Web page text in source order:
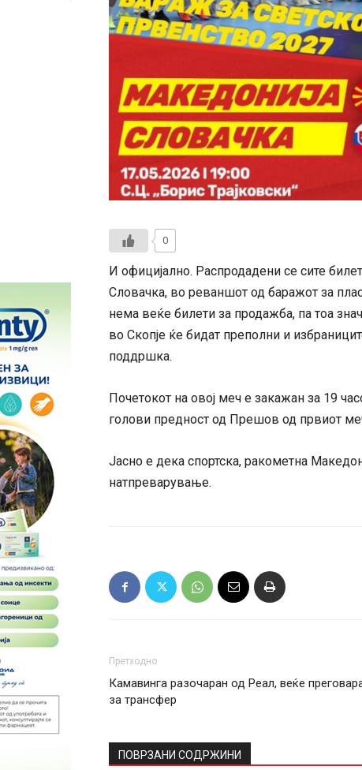
0
И официјално. Распродадени се сите
Словачка, во реваншот од баражот за
нема веќе билети за продажба, па тоа
во Скопје ќе бидат преполни и
поддршка.
Почетокот на овој меч е закажан за 19
голови предност од Прешов од првиот
Јасно е дека спортска, ракометна
натпреварување.
Претходно
Камавинга разочаран од Реал, веќе
за трансфер
ПОВРЗАНИ СОДРЖИНИ